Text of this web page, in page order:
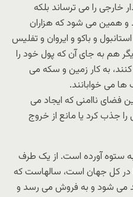
خارجی را می ترساند بلکه
و همین می شود که هزاران
و باکو و ایروان و تفلیس
هم به جای آن که پول خود را
به کار زمین و سکه می
ها می خوابانند.
فضای ناامنی که ایجاد می
جذب کرد یا مانع از خروج
ستوه آورده است. از یک طرف
در کل جهان است، سالهاست که
می شود و به فروش می رسد و